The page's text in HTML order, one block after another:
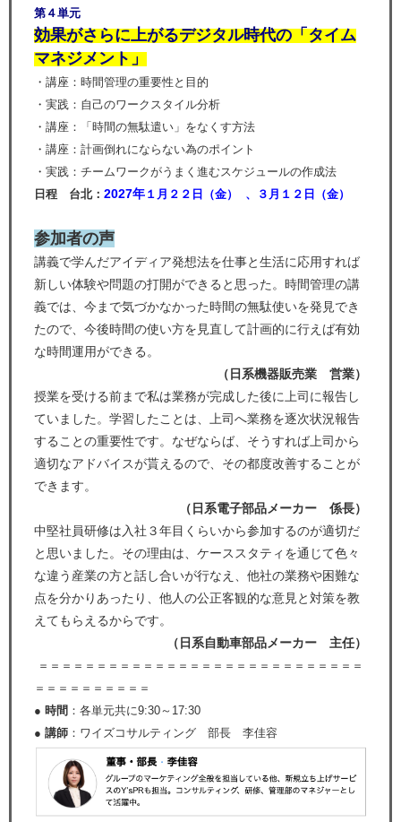
第４単元
効果がさらに上がるデジタル時代の「タイム
マネジメント」
・講座：時間管理の重要性と目的
・実践：自己のワークスタイル分析
・講座：「時間の無駄遣い」をなくす方法
・講座：計画倒れにならない為のポイント
・実践：チームワークがうまく進むスケジュールの作成法
日程 台北： 2027年 １ 月２２日（金） 、３ 月１２日（金）
参加者の声
講義で学んだアイディア発想法を仕事と生活に応用すれば
新しい体験や問題の打開ができると思った。時間管理の講
義では、今まで気づかなかった時間の無駄使いを発見でき
たので、今後時間の使い方を見直して計画的に行えば有効
な時間運用ができる。
（日系機器販売業 営業）
授業を受ける前まで私は業務が完成した後に上司に報告し
ていました。学習したことは、上司へ業務を逐次状況報告
することの重要性です。なぜならば、そうすれば上司から
適切なアドバイスが貰えるので、その都度改善することが
できます。
（日系電子部品メーカー 係長）
中堅社員研修は入社３年目くらいから参加するのが適切だ
と思いました。その理由は、ケーススタティを通じて色々
な違う産業の方と話し合いが行なえ、他社の業務や困難な
点を分かりあったり、他人の公正客観的な意見と対策を教
えてもらえるからです。
（日系自動車部品メーカー 主任）
＝＝＝＝＝＝＝＝＝＝＝＝＝＝＝＝＝＝＝＝＝＝＝＝＝＝＝＝
＝＝＝＝＝＝＝＝＝＝
● 時間 ：各単元共に9:30～17:30
● 講師 ：ワイズコサルティング 部長 李佳容